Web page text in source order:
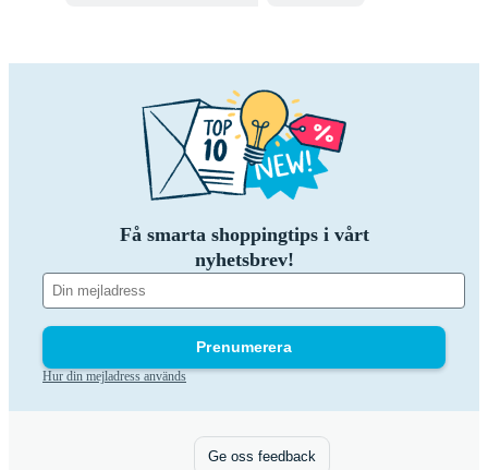
Få smarta shoppingtips i vårt
nyhetsbrev!
Prenumerera
Hur din mejladress används
Ge oss feedback